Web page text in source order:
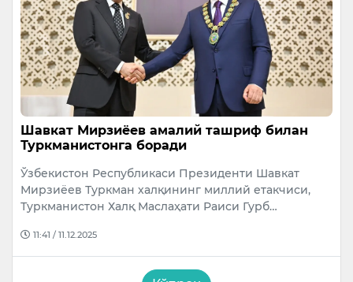
Шавкат Мирзиёев амалий ташриф билан
Туркманистонга боради
Ўзбекистон Республикаси Президенти Шавкат
Мирзиёев Туркман халқининг миллий етакчиси,
Туркманистон Халқ Маслаҳати Раиси Гурб…
11:41 / 11.12.2025